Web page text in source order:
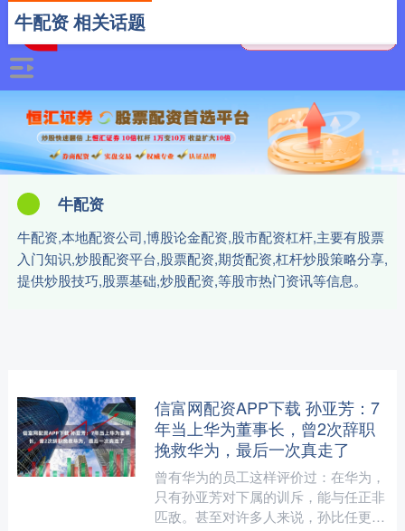
牛配资
牛配资,本地配资公司,博股论金配资,股市配资杠杆,主要有股票
入门知识,炒股配资平台,股票配资,期货配资,杠杆炒股策略分享,
提供炒股技巧,股票基础,炒股配资,等股市热门资讯等信息。
牛配资 相关话题
信富网配资APP下载 孙亚芳：7
年当上华为董事长，曾2次辞职
挽救华为，最后一次真走了
曾有华为的员工这样评价过：在华为，
只有孙亚芳对下属的训斥，能与任正非
匹敌。甚至对许多人来说，孙比任更为